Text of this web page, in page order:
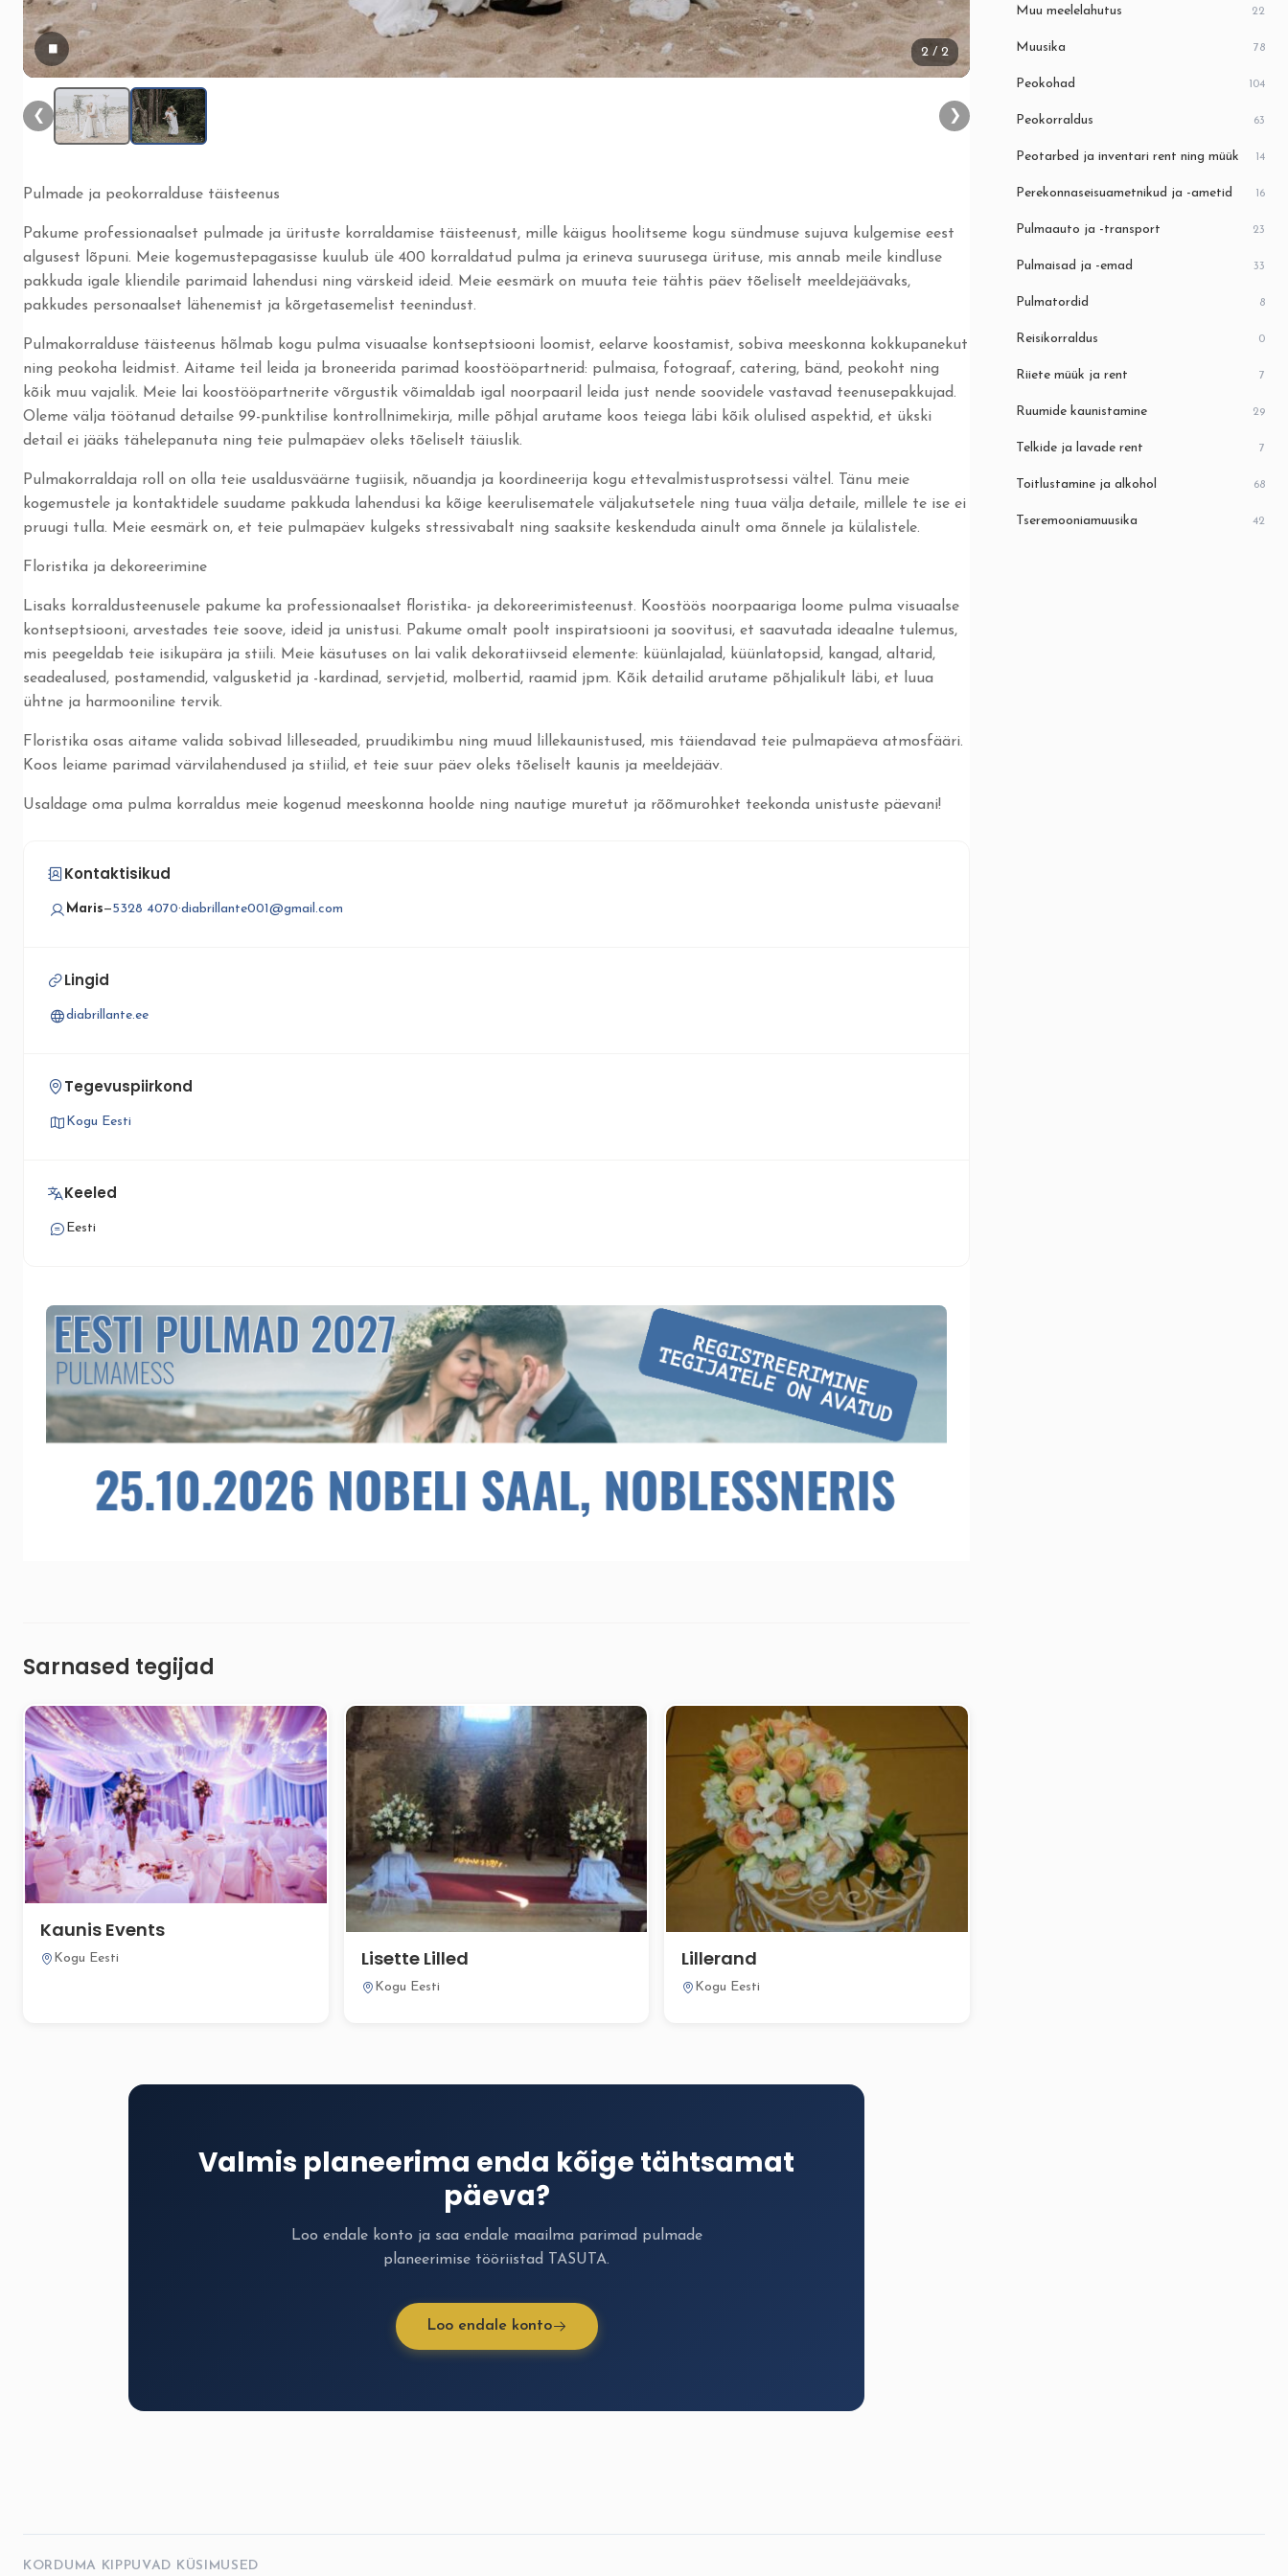
2 / 2
▮▮
❮ ❯
Pulmade ja peokorralduse täisteenus
Pakume professionaalset pulmade ja ürituste korraldamise täisteenust, mille käigus hoolitseme kogu sündmuse sujuva kulgemise eest
algusest lõpuni. Meie kogemustepagasisse kuulub üle 400 korraldatud pulma ja erineva suurusega ürituse, mis annab meile kindluse
pakkuda igale kliendile parimaid lahendusi ning värskeid ideid. Meie eesmärk on muuta teie tähtis päev tõeliselt meeldejäävaks,
pakkudes personaalset lähenemist ja kõrgetasemelist teenindust.
Pulmakorralduse täisteenus hõlmab kogu pulma visuaalse kontseptsiooni loomist, eelarve koostamist, sobiva meeskonna kokkupanekut
ning peokoha leidmist. Aitame teil leida ja broneerida parimad koostööpartnerid: pulmaisa, fotograaf, catering, bänd, peokoht ning
kõik muu vajalik. Meie lai koostööpartnerite võrgustik võimaldab igal noorpaaril leida just nende soovidele vastavad teenusepakkujad.
Oleme välja töötanud detailse 99-punktilise kontrollnimekirja, mille põhjal arutame koos teiega läbi kõik olulised aspektid, et ükski
detail ei jääks tähelepanuta ning teie pulmapäev oleks tõeliselt täiuslik.
Pulmakorraldaja roll on olla teie usaldusväärne tugiisik, nõuandja ja koordineerija kogu ettevalmistusprotsessi vältel. Tänu meie
kogemustele ja kontaktidele suudame pakkuda lahendusi ka kõige keerulisematele väljakutsetele ning tuua välja detaile, millele te ise ei
pruugi tulla. Meie eesmärk on, et teie pulmapäev kulgeks stressivabalt ning saaksite keskenduda ainult oma õnnele ja külalistele.
Floristika ja dekoreerimine
Lisaks korraldusteenusele pakume ka professionaalset floristika- ja dekoreerimisteenust. Koostöös noorpaariga loome pulma visuaalse
kontseptsiooni, arvestades teie soove, ideid ja unistusi. Pakume omalt poolt inspiratsiooni ja soovitusi, et saavutada ideaalne tulemus,
mis peegeldab teie isikupära ja stiili. Meie käsutuses on lai valik dekoratiivseid elemente: küünlajalad, küünlatopsid, kangad, altarid,
seadealused, postamendid, valgusketid ja -kardinad, servjetid, molbertid, raamid jpm. Kõik detailid arutame põhjalikult läbi, et luua
ühtne ja harmooniline tervik.
Floristika osas aitame valida sobivad lilleseaded, pruudikimbu ning muud lillekaunistused, mis täiendavad teie pulmapäeva atmosfääri.
Koos leiame parimad värvilahendused ja stiilid, et teie suur päev oleks tõeliselt kaunis ja meeldejääv.
Usaldage oma pulma korraldus meie kogenud meeskonna hoolde ning nautige muretut ja rõõmurohket teekonda unistuste päevani!
Kontaktisikud
Maris—5328 4070·diabrillante001@gmail.com
Lingid
diabrillante.ee
Tegevuspiirkond
Kogu Eesti
Keeled
Eesti
Sarnased tegijad
Kaunis Events
Kogu Eesti Lisette Lilled
Kogu Eesti
Lillerand
Kogu Eesti
Valmis planeerima enda kõige tähtsamat
päeva?
Loo endale konto ja saa endale maailma parimad pulmade
planeerimise tööriistad TASUTA.
Loo endale konto
Muu meelelahutus 22
Muusika 78
Peokohad 104
Peokorraldus 63
Peotarbed ja inventari rent ning müük 14
Perekonnaseisuametnikud ja -ametid 16
Pulmaauto ja -transport 23
Pulmaisad ja -emad 33
Pulmatordid 8
Reisikorraldus 0
Riiete müük ja rent 7
Ruumide kaunistamine 29
Telkide ja lavade rent 7
Toitlustamine ja alkohol 68
Tseremooniamuusika 42
KORDUMA KIPPUVAD KÜSIMUSED